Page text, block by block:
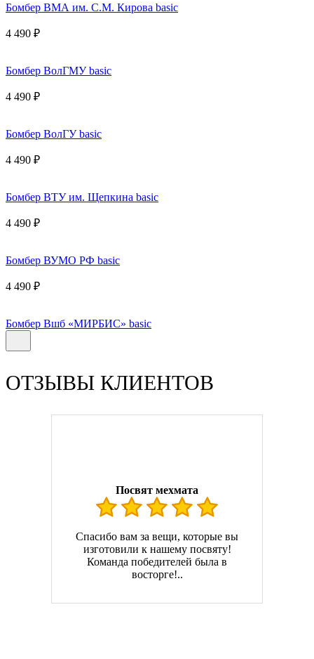
Бомбер ВМА им. С.М. Кирова basic
4 490 ₽
Бомбер ВолГМУ basic
4 490 ₽
Бомбер ВолГУ basic
4 490 ₽
Бомбер ВТУ им. Щепкина basic
4 490 ₽
Бомбер ВУМО РФ basic
4 490 ₽
Бомбер Вшб «МИРБИС» basic
ОТЗЫВЫ КЛИЕНТОВ
Посвят мехмата
Спасибо вам за вещи, которые вы
изготовили к нашему посвяту!
Команда победителей была в
восторге!..